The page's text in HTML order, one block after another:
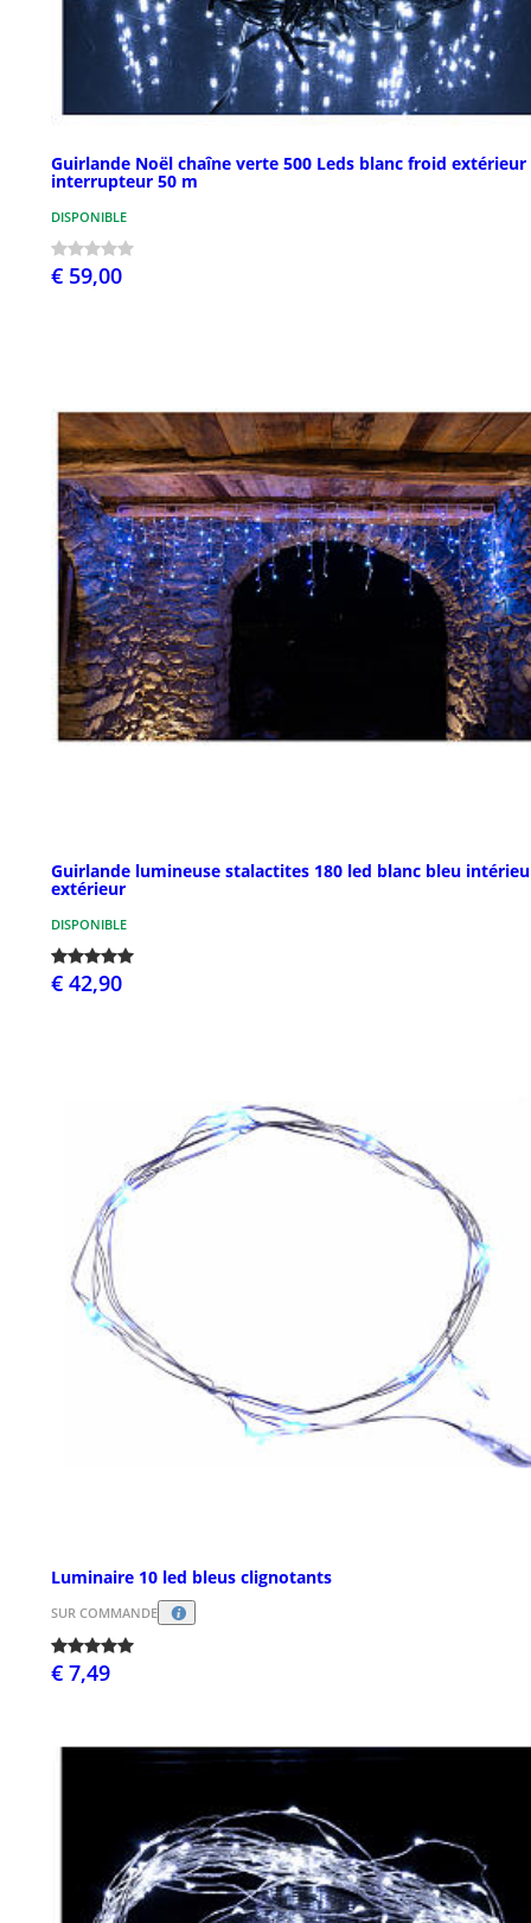
Guirlande Noël chaîne verte 500 Leds blanc froid extérieur
interrupteur 50 m
DISPONIBLE
€ 59,00
Guirlande lumineuse stalactites 180 led blanc bleu
extérieur
DISPONIBLE
€ 42,90
Luminaire 10 led bleus clignotants
SUR COMMANDE
€ 7,49